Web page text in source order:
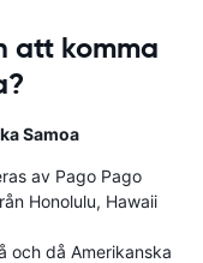
att komma
Samoa
av Pago Pago
Honolulu, Hawaii
och då Amerikanska